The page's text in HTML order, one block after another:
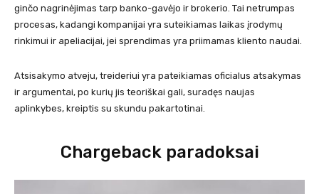
ginčo nagrinėjimas tarp banko-gavėjo ir brokerio. Tai netrumpas
procesas, kadangi kompanijai yra suteikiamas laikas įrodymų
rinkimui ir apeliacijai, jei sprendimas yra priimamas kliento naudai.
Atsisakymo atveju, treideriui yra pateikiamas oficialus atsakymas
ir argumentai, po kurių jis teoriškai gali, suradęs naujas
aplinkybes, kreiptis su skundu pakartotinai.
Chargeback paradoksai